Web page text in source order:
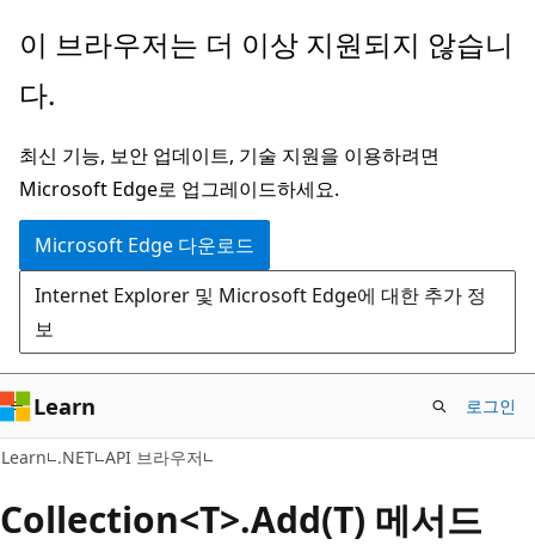
주
콘
츠
로
건
너
뛰
기
페
지
탐
색
으
로
건
너
뛰
기
이 브라우저는 더 이상 지원되지 않습니
다.
최신 기능, 보안 업데이트, 기술 지원을 이용하려면
Microsoft Edge로 업그레이드하세요.
Microsoft Edge 다운로드
Internet Explorer 및 Microsoft Edge에 대한 추가 정
보
Learn 로그인
Learn .NET API 브라우저
Collection<T>.Add(T) 메서드